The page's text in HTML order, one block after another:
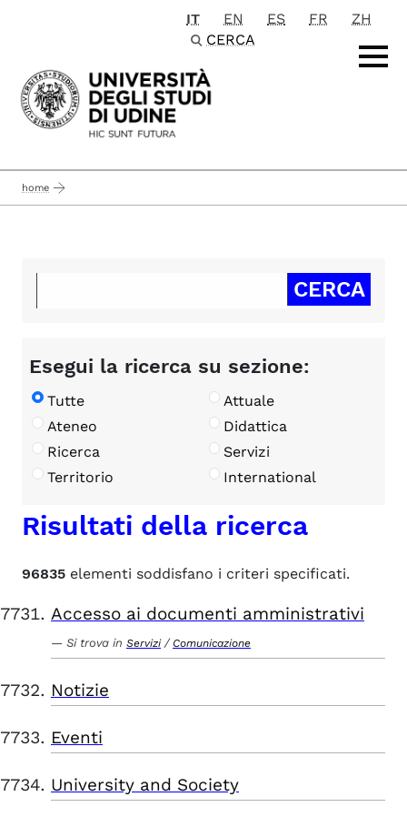
Passa al contenuto principale
IT EN ES FR
ZH
CERCA
home
Esegui la ricerca su sezione:
Tutte
Attuale
Ateneo
Didattica
Ricerca
Servizi
Territorio
International
Risultati della ricerca
96835 elementi soddisfano i criteri specificati.
Accesso ai documenti amministrativi
Si trova in Servizi / Comunicazione
Notizie
Eventi
University and Society